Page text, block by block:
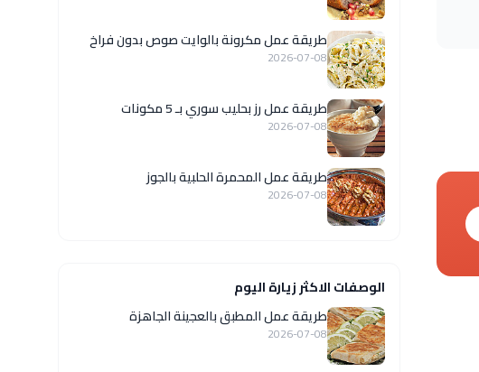
طريقة عمل مكرونة بالوايت صوص بدون فراخ
2026-07-08
طريقة عمل رز بحليب سوري بـ 5 مكونات
2026-07-08
طريقة عمل المحمرة الحلبية بالجوز
2026-07-08
الوصفات الاكثر زيارة اليوم
طريقة عمل المطبق بالعجينة الجاهزة
2026-07-08